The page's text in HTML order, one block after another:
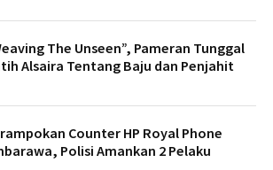
The Unseen”, Pameran Tunggal
Alsaira Tentang Baju dan Penjahit
Counter HP Royal Phone
Polisi Amankan 2 Pelaku